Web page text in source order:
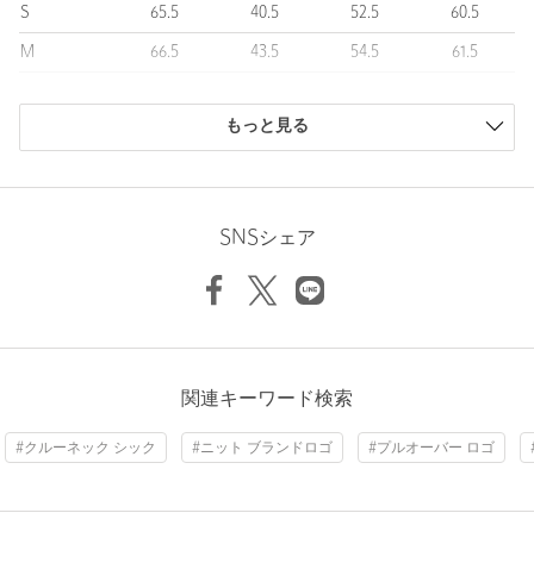
＜5525＞は"普通をデザインする"をコンセプトに、ゴルフ場だけ
【注意事項】
り、実際の色味と異なって見える場合がございます。あらかじめ
※商品の色味の目安は、商品単体の画像をご参照ください。
店舗へお問い合わせの際は、全国のUNITED ARROWS GOLF各
品名：5525G EX HG CN KNIT 品番：60135000001
S 65.5 40.5 52.5 60.5
M 66.5 43.5 54.5 61.5
商品は、独自の採寸方法により採寸されています。
もっと見る
SNSシェア
関連キーワード検索
#クルーネック シック #ニット ブランドロゴ #プルオーバー ロゴ